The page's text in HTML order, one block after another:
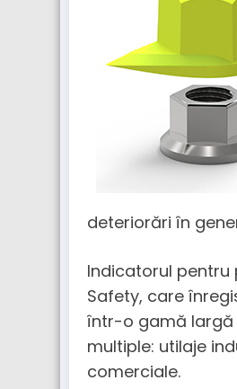
deteriorări în
Indicatorul pentru
Safety, care
într-o gamă largă
multiple: utilaje
comerciale.